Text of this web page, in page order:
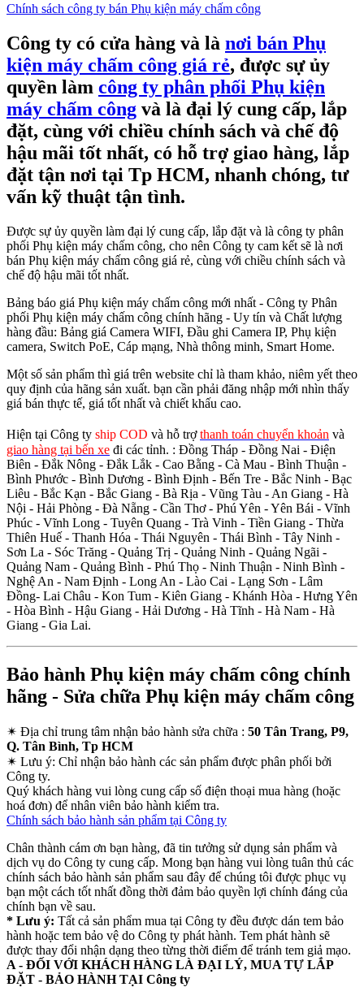
Chính sách công ty bán Phụ kiện máy chấm công
Công ty có cửa hàng và là nơi bán Phụ
kiện máy chấm công giá rẻ, được sự ủy
quyền làm công ty phân phối Phụ kiện
máy chấm công và là đại lý cung cấp, lắp
đặt, cùng với chiều chính sách và chế độ
hậu mãi tốt nhất, có hỗ trợ giao hàng, lắp
đặt tận nơi tại Tp HCM, nhanh chóng, tư
vấn kỹ thuật tận tình.
Được sự ủy quyền làm đại lý cung cấp, lắp đặt và là công ty phân
phối Phụ kiện máy chấm công, cho nên Công ty cam kết sẽ là nơi
bán Phụ kiện máy chấm công giá rẻ, cùng với chiều chính sách và
chế độ hậu mãi tốt nhất.
Bảng báo giá Phụ kiện máy chấm công mới nhất - Công ty Phân
phối Phụ kiện máy chấm công chính hãng - Uy tín và Chất lượng
hàng đầu: Bảng giá Camera WIFI, Đầu ghi Camera IP, Phụ kiện
camera, Switch PoE, Cáp mạng, Nhà thông minh, Smart Home.
Một số sản phẩm thì giá trên website chỉ là tham khảo, niêm yết theo
quy định của hãng sản xuất. bạn cần phải đăng nhập mới nhìn thấy
giá bán thực tế, giá tốt nhất và chiết khấu cao.
Hiện tại Công ty ship COD và hỗ trợthanh toán chuyển khoản và
giao hàng tại bến xe đi các tỉnh. : Đồng Tháp - Đồng Nai - Điện
Biên - Đắk Nông - Đắk Lắk - Cao Bằng - Cà Mau - Bình Thuận -
Bình Phước - Bình Dương - Bình Định - Bến Tre - Bắc Ninh - Bạc
Liêu - Bắc Kạn - Bắc Giang - Bà Rịa - Vũng Tàu - An Giang - Hà
Nội - Hải Phòng - Đà Nẵng - Cần Thơ - Phú Yên - Yên Bái - Vĩnh
Phúc - Vĩnh Long - Tuyên Quang - Trà Vinh - Tiền Giang - Thừa
Thiên Huế - Thanh Hóa - Thái Nguyên - Thái Bình - Tây Ninh -
Sơn La - Sóc Trăng - Quảng Trị - Quảng Ninh - Quảng Ngãi -
Quảng Nam - Quảng Bình - Phú Thọ - Ninh Thuận - Ninh Bình -
Nghệ An - Nam Định - Long An - Lào Cai - Lạng Sơn - Lâm
Đồng- Lai Châu - Kon Tum - Kiên Giang - Khánh Hòa - Hưng Yên
- Hòa Bình - Hậu Giang - Hải Dương - Hà Tĩnh - Hà Nam - Hà
Giang - Gia Lai.
Bảo hành Phụ kiện máy chấm công chính
hãng - Sửa chữa Phụ kiện máy chấm công
✴ Địa chỉ trung tâm nhận bảo hành sửa chữa : 50 Tân Trang, P9,
Q. Tân Bình, Tp HCM
✴ Lưu ý: Chỉ nhận bảo hành các sản phẩm được phân phối bởi
Công ty.
Quý khách hàng vui lòng cung cấp số điện thoại mua hàng (hoặc
hoá đơn) để nhân viên bảo hành kiểm tra.
Chính sách bảo hành sản phẩm tại Công ty
Chân thành cám ơn bạn hàng, đã tin tưởng sử dụng sản phẩm và
dịch vụ do Công ty cung cấp. Mong bạn hàng vui lòng tuân thủ các
chính sách bảo hành sản phẩm sau đây để chúng tôi được phục vụ
bạn một cách tốt nhất đồng thời đảm bảo quyền lợi chính đáng của
chính bạn về sau.
* Lưu ý: Tất cả sản phẩm mua tại Công ty đều được dán tem bảo
hành hoặc tem bảo vệ do Công ty phát hành. Tem phát hành sẽ
được thay đổi nhận dạng theo từng thời điểm để tránh tem giả mạo.
A - ĐỐI VỚI KHÁCH HÀNG LÀ ĐẠI LÝ, MUA TỰ LẮP
ĐẶT - BẢO HÀNH TẠI Công ty